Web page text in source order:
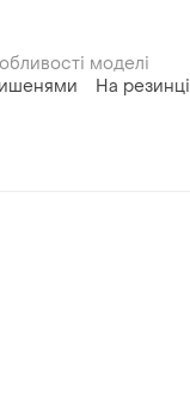
моделі
На резинці